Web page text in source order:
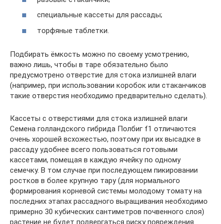
специальные кассеты для рассады;
торфяные таблетки.
Подбирать ёмкость можно по своему усмотрению,
важно лишь, чтобы в таре обязательно было
предусмотрено отверстие для стока излишней влаги
(например, при использовании коробок или стаканчиков
такие отверстия необходимо предварительно сделать).
Кассеты с отверстиями для стока излишней влаги
Семена голландского гибрида Полбиг f1 отличаются
очень хорошей всхожестью, поэтому при их высадке в
рассаду удобнее всего пользоваться готовыми
кассетами, помещая в каждую ячейку по одному
семечку. В том случае при последующем пикировании
ростков в более крупную тару (для нормального
формирования корневой системы молодому томату на
последних этапах рассадного выращивания необходимо
примерно 30 кубических сантиметров почвенного слоя)
растение не будет подвергаться риску повреждения